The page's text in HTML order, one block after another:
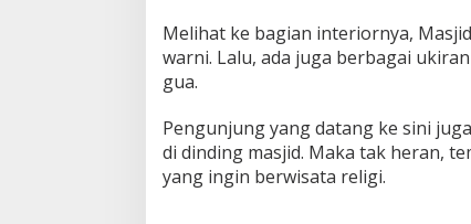
Melihat ke bagian interiornya,
warni. Lalu, ada juga berbagai
gua.
Pengunjung yang datang ke sini
di dinding masjid. Maka tak heran,
yang ingin berwisata religi.